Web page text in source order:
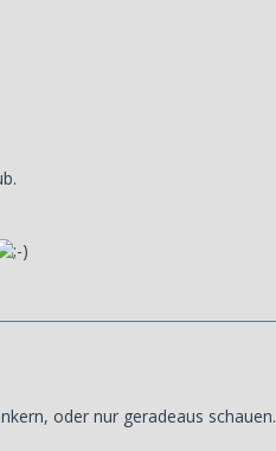
oder nur geradeaus schauen.